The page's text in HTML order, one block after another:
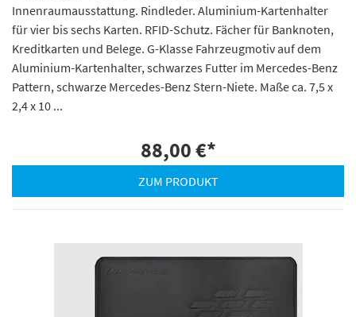
Innenraumausstattung. Rindleder. Aluminium-Kartenhalter
für vier bis sechs Karten. RFID-Schutz. Fächer für Banknoten,
Kreditkarten und Belege. G-Klasse Fahrzeugmotiv auf dem
Aluminium-Kartenhalter, schwarzes Futter im Mercedes-Benz
Pattern, schwarze Mercedes-Benz Stern-Niete. Maße ca. 7,5 x
2,4 x 10 ...
88,00 €*
ZUM PRODUKT